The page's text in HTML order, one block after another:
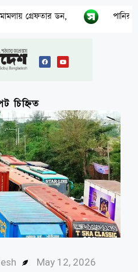
ডন, পানির নিচের
চিহ্নিত
May 12, 2026